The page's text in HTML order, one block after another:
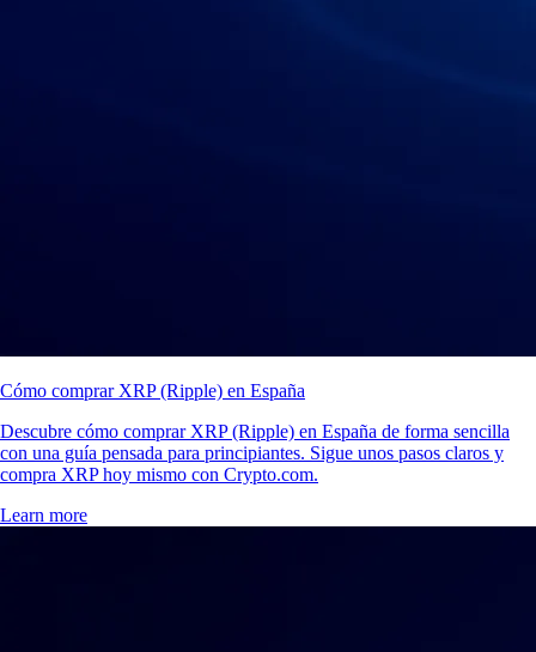
Cómo comprar XRP (Ripple) en España
Descubre cómo comprar XRP (Ripple) en España de forma sencilla
con una guía pensada para principiantes. Sigue unos pasos claros y
compra XRP hoy mismo con Crypto.com.
Learn more